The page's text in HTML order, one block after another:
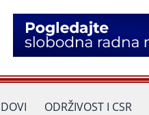
ODRŽIVOST I CSR